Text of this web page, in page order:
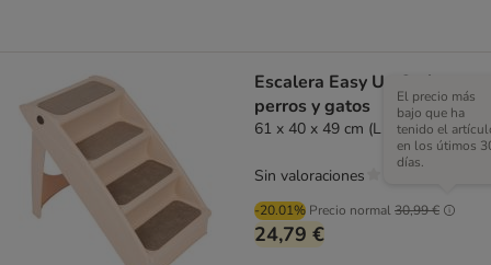
Escalera Easy Up Stairs para
perros y gatos
61 x 40 x 49 cm (L x An x Al)
-20.01% Precio normal30,99 €
El precio más
bajo que ha
tenido el
en los útimos
días.
24,79 €
Sin valoraciones